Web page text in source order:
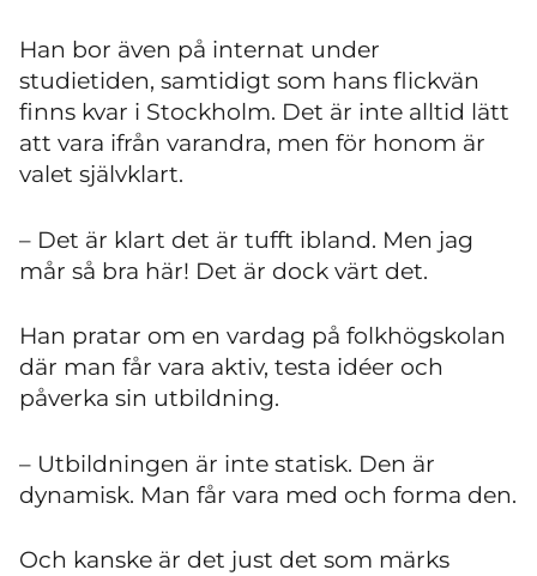
Han bor även på internat under
studietiden, samtidigt som hans flickvän
finns kvar i Stockholm. Det är inte alltid lätt
att vara ifrån varandra, men för honom är
valet självklart.
– Det är klart det är tufft ibland. Men jag
mår så bra här! Det är dock värt det.
Han pratar om en vardag på folkhögskolan
där man får vara aktiv, testa idéer och
påverka sin utbildning.
– Utbildningen är inte statisk. Den är
dynamisk. Man får vara med och forma den.
Och kanske är det just det som märks